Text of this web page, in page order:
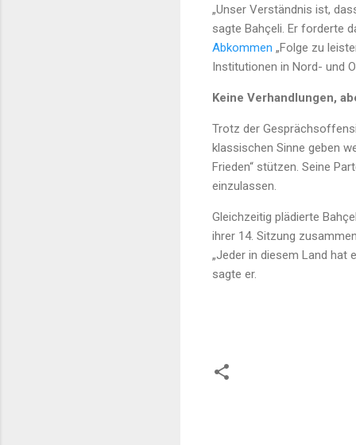
„Unser Verständnis ist,
sagte Bahçeli. Er forderte
Abkommen „Folge zu
Institutionen in Nord- und
Keine Verhandlungen,
Trotz der
klassischen Sinne geben
Frieden“ stützen. Seine
einzulassen.
Gleichzeitig plädierte
ihrer 14. Sitzung
„Jeder in diesem Land hat
sagte er.